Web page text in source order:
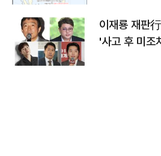
이재룡 재판
'사고 후 미조